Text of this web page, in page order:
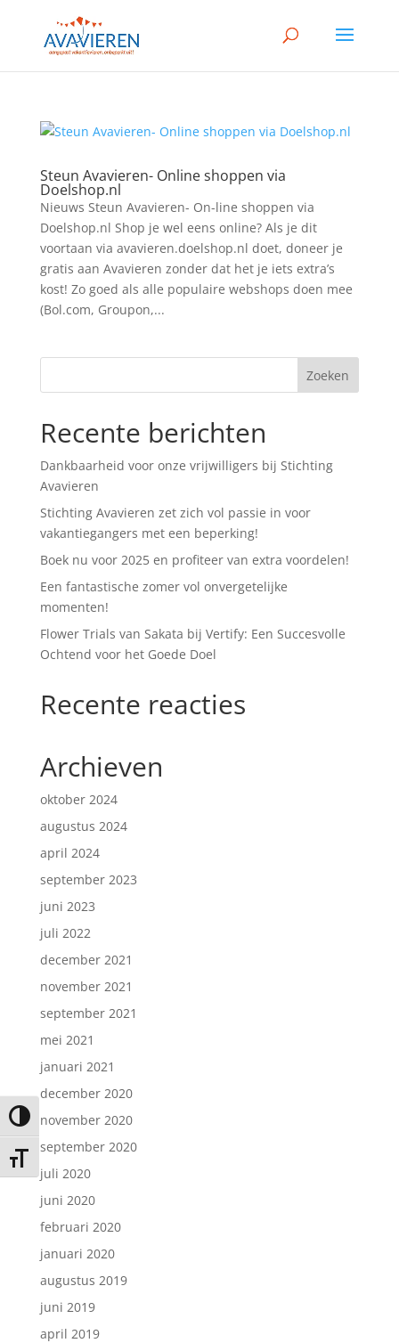
Keuze voor hoog contrast
Kies grootte van het lettertype
Steun Avavieren- Online shoppen via
Doelshop.nl
Nieuws Steun Avavieren- On-line shoppen via
Doelshop.nl Shop je wel eens online? Als je dit
voortaan via avavieren.doelshop.nl doet, doneer je
gratis aan Avavieren zonder dat het je iets extra’s
kost! Zo goed als alle populaire webshops doen mee
(Bol.com, Groupon,...
Recente berichten
Dankbaarheid voor onze vrijwilligers bij Stichting
Avavieren
Stichting Avavieren zet zich vol passie in voor
vakantiegangers met een beperking!
Boek nu voor 2025 en profiteer van extra voordelen!
Een fantastische zomer vol onvergetelijke
momenten!
Flower Trials van Sakata bij Vertify: Een Succesvolle
Ochtend voor het Goede Doel
Recente reacties
Archieven
oktober 2024
augustus 2024
april 2024
september 2023
juni 2023
juli 2022
december 2021
november 2021
september 2021
mei 2021
januari 2021
december 2020
november 2020
september 2020
juli 2020
juni 2020
februari 2020
januari 2020
augustus 2019
juni 2019
april 2019